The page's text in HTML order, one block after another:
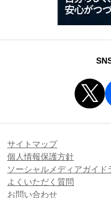
サイトマップ
個人情報保護方針
ソーシャルメディアガイド
よくいただく質問
お問い合わせ